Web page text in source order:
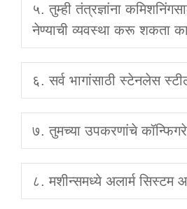
५. तुम्ही तंत्रज्ञांना
नेण्याची व्यवस्था करू शकता
६. सर्व भागांसाठी स्टेनलेस
७. तुमच्या उपकरणांचे
८. मशीन्समध्ये अलार्म सिस्टम